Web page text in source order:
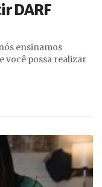
DARF
ensinamos
você possa realizar